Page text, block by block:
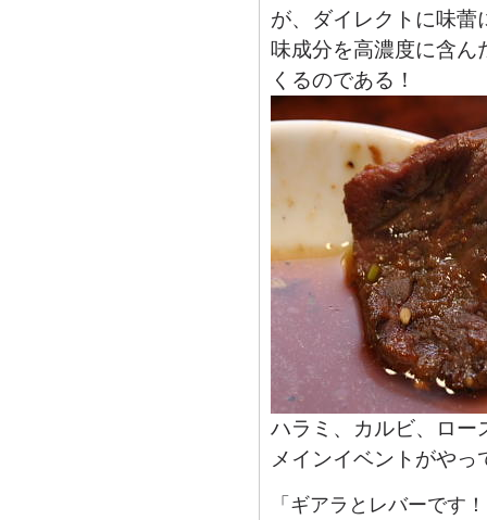
が、ダイレクトに味蕾
味成分を高濃度に含
くるのである！
ハラミ、カルビ、ロー
メインイベントがやっ
「ギアラとレバーです